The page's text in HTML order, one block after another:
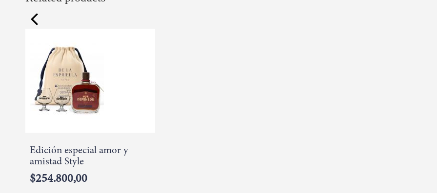
the
beginning
Edición especial amor y
amistad Style
$254.800,00